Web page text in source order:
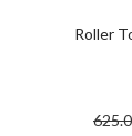
Roller
625